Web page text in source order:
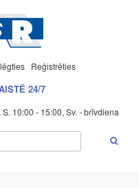
Reģistrēties
24/7
10:00 - 15:00, Sv. - brīvdiena